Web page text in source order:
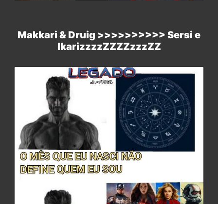
Makkari & Druig >>>>>>>>>> Sersi e
IkarizzzzZZZZzzzZZ